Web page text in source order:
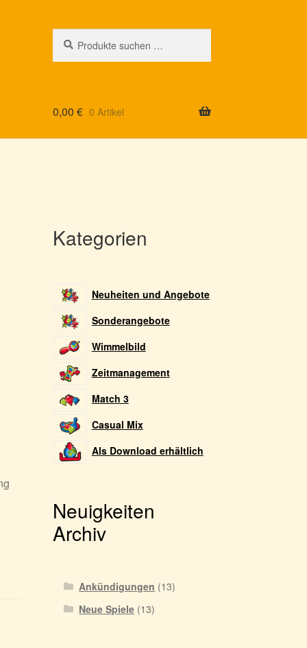
nach:
0,00 € 0 Artikel
Kategorien
Neuheiten und Angebote
Sonderangebote
Wimmelbild
Zeitmanagement
Match 3
Casual Mix
Als Download erhältlich
Neuigkeiten
Archiv
Ankündigungen (13)
Neue Spiele (13)